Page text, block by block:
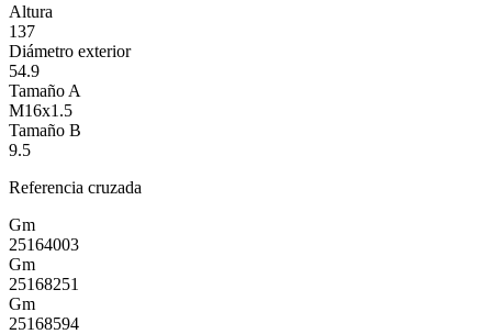
Altura
137
Diámetro exterior
54.9
Tamaño A
M16x1.5
Tamaño B
9.5
Referencia cruzada
Gm
25164003
Gm
25168251
Gm
25168594